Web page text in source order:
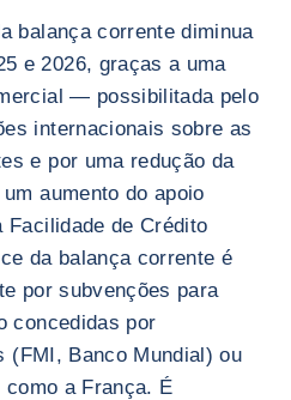
balança corrente diminua
e 2026, graças a uma
— possibilitada pelo
internacionais sobre as
e por uma redução da
aumento do apoio
Facilidade de Crédito
da balança corrente é
por subvenções para
concedidas por
(FMI, Banco Mundial) ou
a França. É